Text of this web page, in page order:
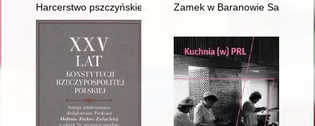
Harcerstwo pszczyńskie w II Rzeczypospolitej
Zamek w Baranowie